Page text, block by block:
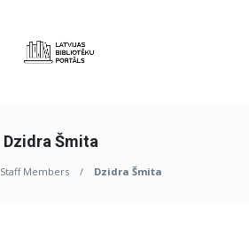
Dzidra Šmita
Staff Members Dzidra Šmita